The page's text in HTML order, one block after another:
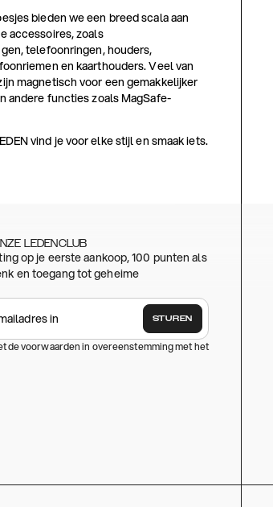
bieden we een breed scala aan
accessoires, zoals
telefoonringen, houders,
en kaarthouders. Veel van
magnetisch voor een gemakkelijker
andere functies zoals MagSafe-
vind je voor elke stijl en smaak iets.
LEDENCLUB
op je eerste aankoop, 100 punten als
en toegang tot geheime
STUREN
de voorwaarden in overeenstemming met het